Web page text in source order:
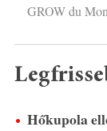
GROW du
Hőkupola